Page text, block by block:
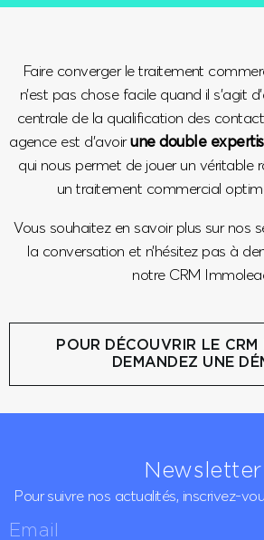
Faire converger le traitement
n’est pas chose facile quand il s’agit
centrale de la qualification des
agence est d’avoirune double
qui nous permet de jouer un véritable
un traitement commercial
Vous souhaitez en savoir plus sur nos
la conversation et n’hésitez pas à
notre CRM
POUR DÉCOUVRIR LE CRM
DEMANDEZ UNE
Newsletter
Pour suivre nos actualités, inscrivez-